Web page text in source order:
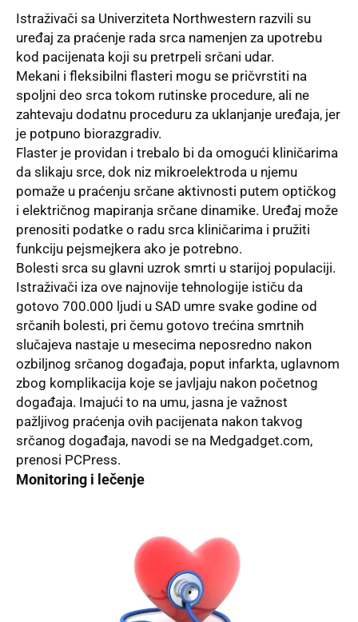
Istraživači sa Univerziteta Northwestern razvili su
uređaj za praćenje rada srca namenjen za upotrebu
kod pacijenata koji su pretrpeli srčani udar.
Mekani i fleksibilni flasteri mogu se pričvrstiti na
spoljni deo srca tokom rutinske procedure, ali ne
zahtevaju dodatnu proceduru za uklanjanje uređaja, jer
je potpuno biorazgradiv.
Flaster je providan i trebalo bi da omogući kliničarima
da slikaju srce, dok niz mikroelektroda u njemu
pomaže u praćenju srčane aktivnosti putem optičkog
i električnog mapiranja srčane dinamike. Uređaj može
prenositi podatke o radu srca kliničarima i pružiti
funkciju pejsmejkera ako je potrebno.
Bolesti srca su glavni uzrok smrti u starijoj populaciji.
Istraživači iza ove najnovije tehnologije ističu da
gotovo 700.000 ljudi u SAD umre svake godine od
srčanih bolesti, pri čemu gotovo trećina smrtnih
slučajeva nastaje u mesecima neposredno nakon
ozbiljnog srčanog događaja, poput infarkta, uglavnom
zbog komplikacija koje se javljaju nakon početnog
događaja. Imajući to na umu, jasna je važnost
pažljivog praćenja ovih pacijenata nakon takvog
srčanog događaja, navodi se na Medgadget.com,
prenosi PCPress.
Monitoring i lečenje